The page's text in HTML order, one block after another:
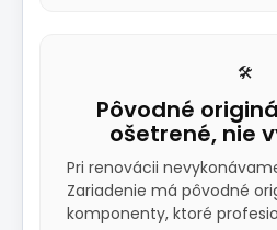
🛠️
Pôvodné
ošetrené, nie
Pri renovácii
Zariadenie má pôvodné
komponenty, ktoré